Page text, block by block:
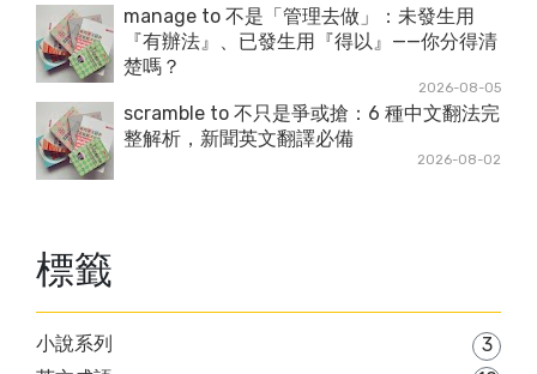
manage to 不是「管理去做」：未發生用
『有辦法』、已發生用『得以』——你分得清
楚嗎？
2026-08-05
scramble to 不只是爭或搶：6 種中文翻法完
整解析，新聞英文翻譯必備
2026-08-02
標籤
小說系列
3